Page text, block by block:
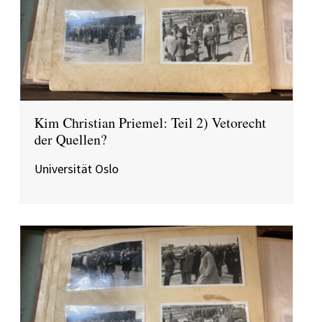
Kim Christian Priemel: Teil 2) Vetorecht
der Quellen?
Universität Oslo